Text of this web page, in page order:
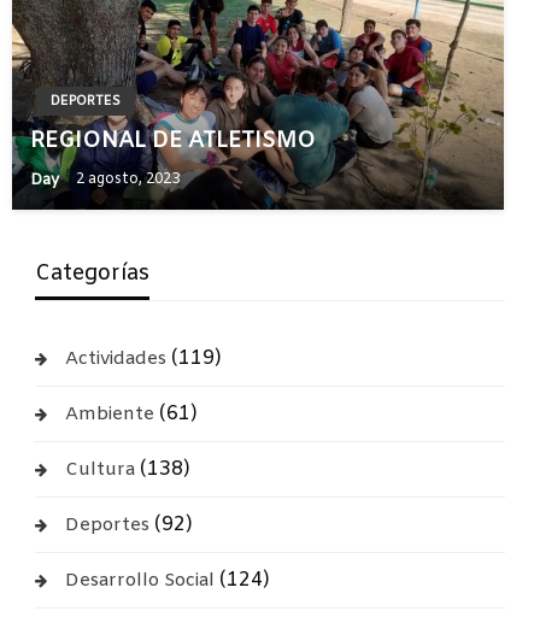
DEPORTES
REGIONAL DE ATLETISMO
Day 2 agosto, 2023
Categorías
Actividades (119)
Ambiente (61)
Cultura(138)
Deportes (92)
Desarrollo Social (124)